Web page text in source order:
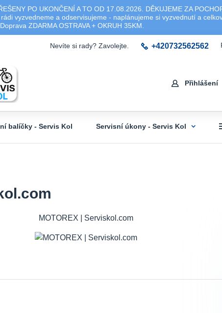
PO UKONČENÍ A TO OD 17.08.2026. DĚKUJEME ZA
vyzvedneme a odservisujeme - naplánujeme si vyzvednutí a
ZDARMA OSTRAVA + OKRUH 35KM.
Přihlášení
Nevíte si rady? Zavolejte. +420732562562
balíčky - Servis Kol Servisní úkony - Servis Kol
MOTOREX | Serviskol.com